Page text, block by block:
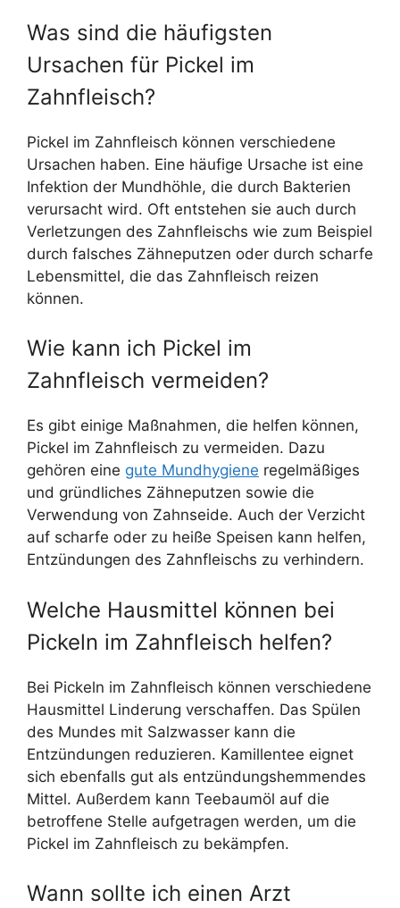
Was sind die häufigsten
Ursachen für Pickel im
Zahnfleisch?
Pickel im Zahnfleisch können verschiedene
Ursachen haben. Eine häufige Ursache ist eine
Infektion der Mundhöhle, die durch Bakterien
verursacht wird. Oft entstehen sie auch durch
Verletzungen des Zahnfleischs wie zum Beispiel
durch falsches Zähneputzen oder durch scharfe
Lebensmittel, die das Zahnfleisch reizen
können.
Wie kann ich Pickel im
Zahnfleisch vermeiden?
Es gibt einige Maßnahmen, die helfen können,
Pickel im Zahnfleisch zu vermeiden. Dazu
gehören eine gute Mundhygiene regelmäßiges
und gründliches Zähneputzen sowie die
Verwendung von Zahnseide. Auch der Verzicht
auf scharfe oder zu heiße Speisen kann helfen,
Entzündungen des Zahnfleischs zu verhindern.
Welche Hausmittel können bei
Pickeln im Zahnfleisch helfen?
Bei Pickeln im Zahnfleisch können verschiedene
Hausmittel Linderung verschaffen. Das Spülen
des Mundes mit Salzwasser kann die
Entzündungen reduzieren. Kamillentee eignet
sich ebenfalls gut als entzündungshemmendes
Mittel. Außerdem kann Teebaumöl auf die
betroffene Stelle aufgetragen werden, um die
Pickel im Zahnfleisch zu bekämpfen.
Wann sollte ich einen Arzt